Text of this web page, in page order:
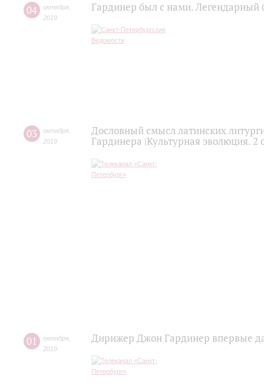
04 октября
2019
Гардинер был с нами. Легендарный
03 октября
2019
Дословный смысл латинских
Гардинера |Культурная эволюция. 2
01 октября
2019
Дирижер Джон Гардинер впервые